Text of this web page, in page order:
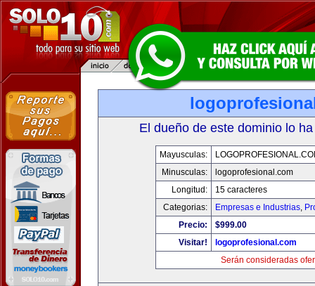
El dueño de este dominio lo
Mayusculas:
Minusculas:
logoprofesional.com
Longitud:
15 caracteres
Categorias:
Empresas e Industrias,
Precio:
$999.00
Visitar!
logoprofesional.com
Serán consideradas